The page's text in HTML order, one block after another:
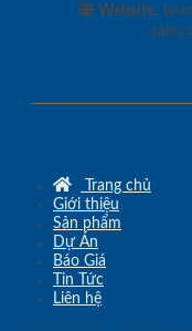
Website:
Trang chủ
Giới thiệu
Sản phẩm
Dự Án
Báo Giá
Tin Tức
Liên hệ